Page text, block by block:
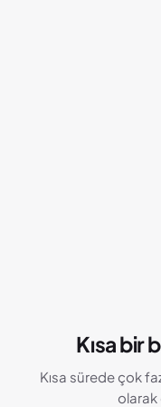
Kısa bir
Kısa sürede çok
olarak